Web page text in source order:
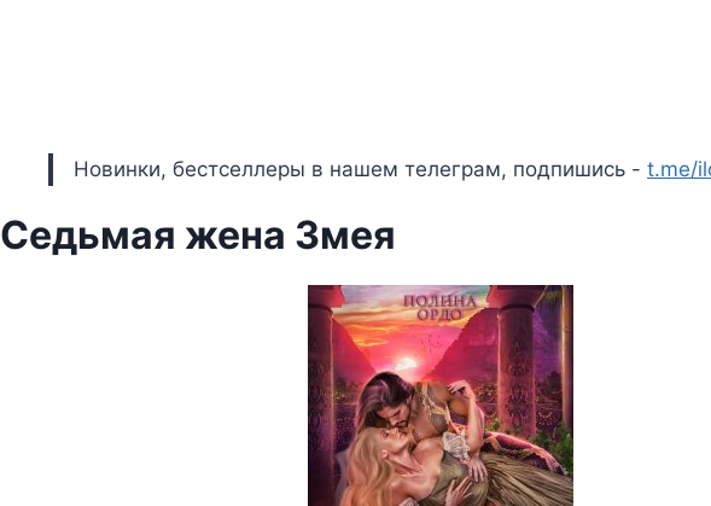
Новинки, бестселлеры в нашем телеграм, подпишись - t.me/
Седьмая жена Змея